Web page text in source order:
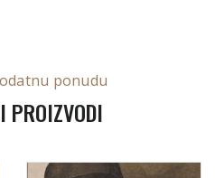
ponudu
PROIZVODI